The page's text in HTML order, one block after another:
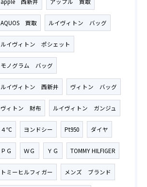
AQUOS 買取 ルイヴィトン バッグ
ルイヴィトン ポシェット
モノグラム バッグ
ルイヴィトン 西新井 ヴィトン バッグ
ヴィトン 財布 ルイヴィトン ガンジュ
４℃ ヨンドシー Pt950 ダイヤ
ＰＧ ＷＧ ＹＧ TOMMY HILFIGER
トミーヒルフィガー メンズ ブランド